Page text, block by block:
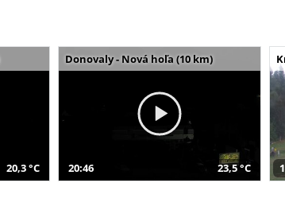
20,3 °C
Donovaly - Nová hoľa (10 km)
20:46 23,5 °C